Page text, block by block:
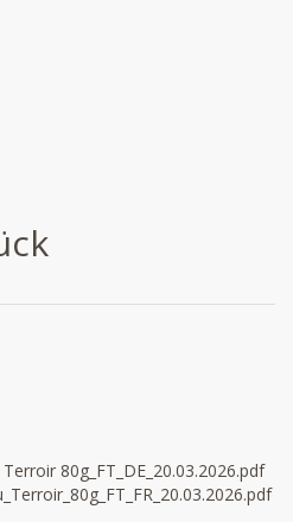
80g_FT_DE_20.03.2026.pdf